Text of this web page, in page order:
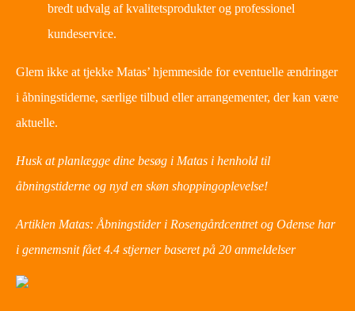
bredt udvalg af kvalitetsprodukter og professionel
kundeservice.
Glem ikke at tjekke Matas’ hjemmeside for eventuelle ændringer
i åbningstiderne, særlige tilbud eller arrangementer, der kan være
aktuelle.
Husk at planlægge dine besøg i Matas i henhold til
åbningstiderne og nyd en skøn shoppingoplevelse!
Artiklen Matas: Åbningstider i Rosengårdcentret og Odense har
i gennemsnit fået4.4 stjerner baseret på 20 anmeldelser